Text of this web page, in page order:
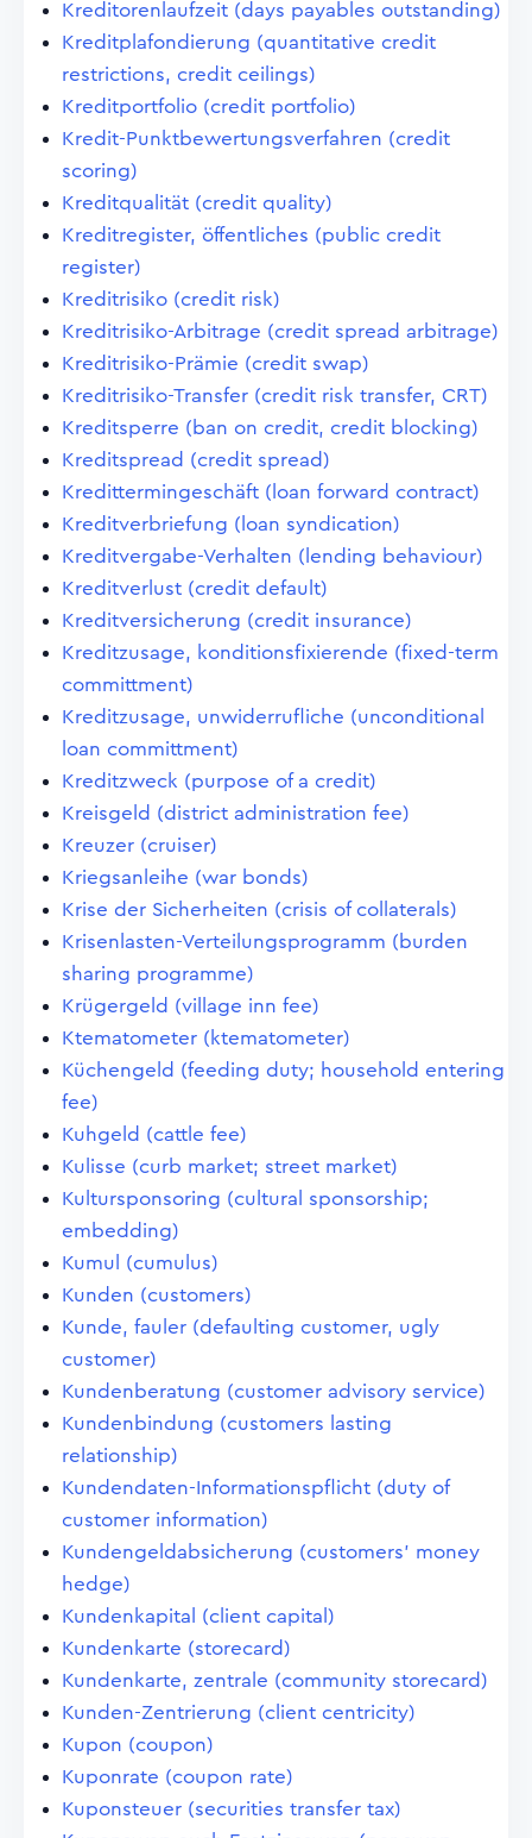
Kreditorenlaufzeit (days payables outstanding)
Kreditplafondierung (quantitative credit
restrictions, credit ceilings)
Kreditportfolio (credit portfolio)
Kredit-Punktbewertungsverfahren (credit
scoring)
Kreditqualität (credit quality)
Kreditregister, öffentliches (public credit
register)
Kreditrisiko (credit risk)
Kreditrisiko-Arbitrage (credit spread arbitrage)
Kreditrisiko-Prämie (credit swap)
Kreditrisiko-Transfer (credit risk transfer, CRT)
Kreditsperre (ban on credit, credit blocking)
Kreditspread (credit spread)
Kredittermingeschäft (loan forward contract)
Kreditverbriefung (loan syndication)
Kreditvergabe-Verhalten (lending behaviour)
Kreditverlust (credit default)
Kreditversicherung (credit insurance)
Kreditzusage, konditionsfixierende (fixed-term
committment)
Kreditzusage, unwiderrufliche (unconditional
loan committment)
Kreditzweck (purpose of a credit)
Kreisgeld (district administration fee)
Kreuzer (cruiser)
Kriegsanleihe (war bonds)
Krise der Sicherheiten (crisis of collaterals)
Krisenlasten-Verteilungsprogramm (burden
sharing programme)
Krügergeld (village inn fee)
Ktematometer (ktematometer)
Küchengeld (feeding duty; household entering
fee)
Kuhgeld (cattle fee)
Kulisse (curb market; street market)
Kultursponsoring (cultural sponsorship;
embedding)
Kumul (cumulus)
Kunden (customers)
Kunde, fauler (defaulting customer, ugly
customer)
Kundenberatung (customer advisory service)
Kundenbindung (customers lasting
relationship)
Kundendaten-Informationspflicht (duty of
customer information)
Kundengeldabsicherung (customers' money
hedge)
Kundenkapital (client capital)
Kundenkarte (storecard)
Kundenkarte, zentrale (community storecard)
Kunden-Zentrierung (client centricity)
Kupon (coupon)
Kuponrate (coupon rate)
Kuponsteuer (securities transfer tax)